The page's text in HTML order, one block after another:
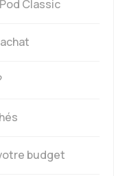
Classic
budget